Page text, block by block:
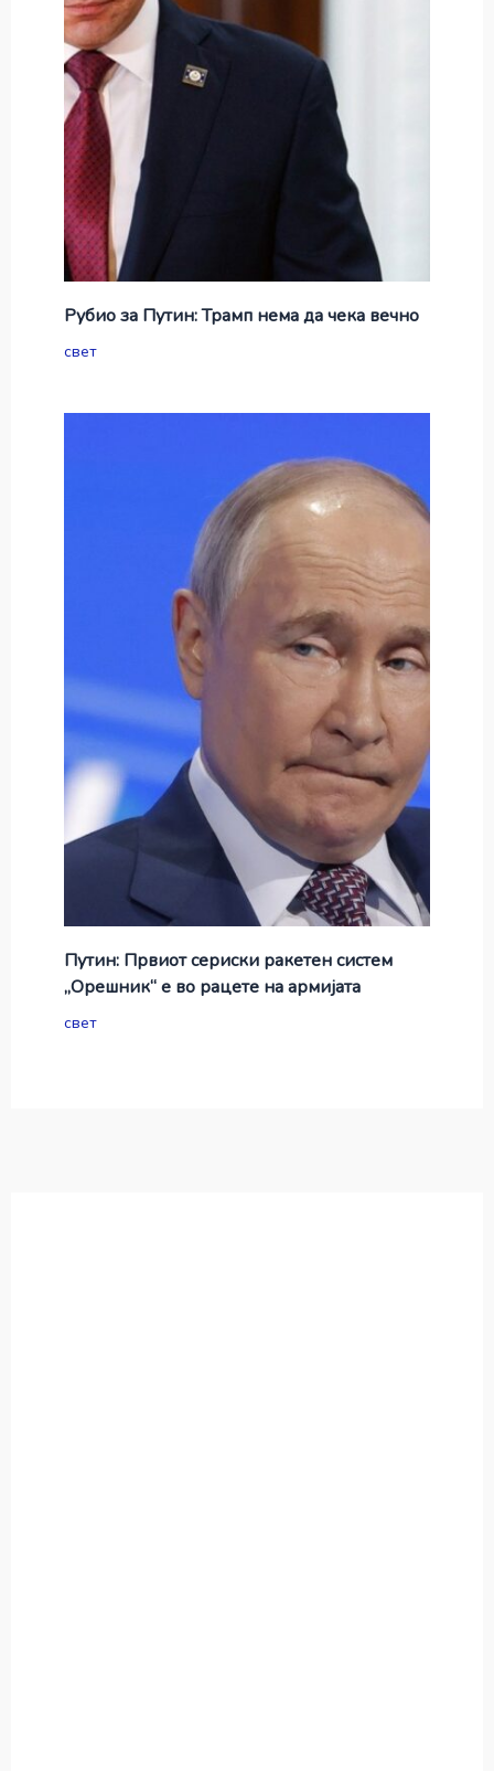
Рубио за Путин: Трамп нема да чека вечно
свет
Путин: Првиот сериски ракетен систем
„Орешник“ е во рацете на армијата
свет